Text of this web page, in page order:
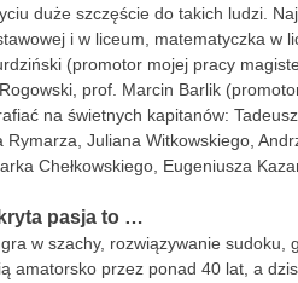
duże szczęście do takich ludzi.
i w liceum, matematyczka w
(promotor mojej pracy
prof. Marcin Barlik
na świetnych kapitanów:
Rymarza, Juliana Witkowskiego,
Chełkowskiego, Eugeniusza
pasja to …
w szachy, rozwiązywanie sudoku,
amatorsko przez ponad 40 lat, a